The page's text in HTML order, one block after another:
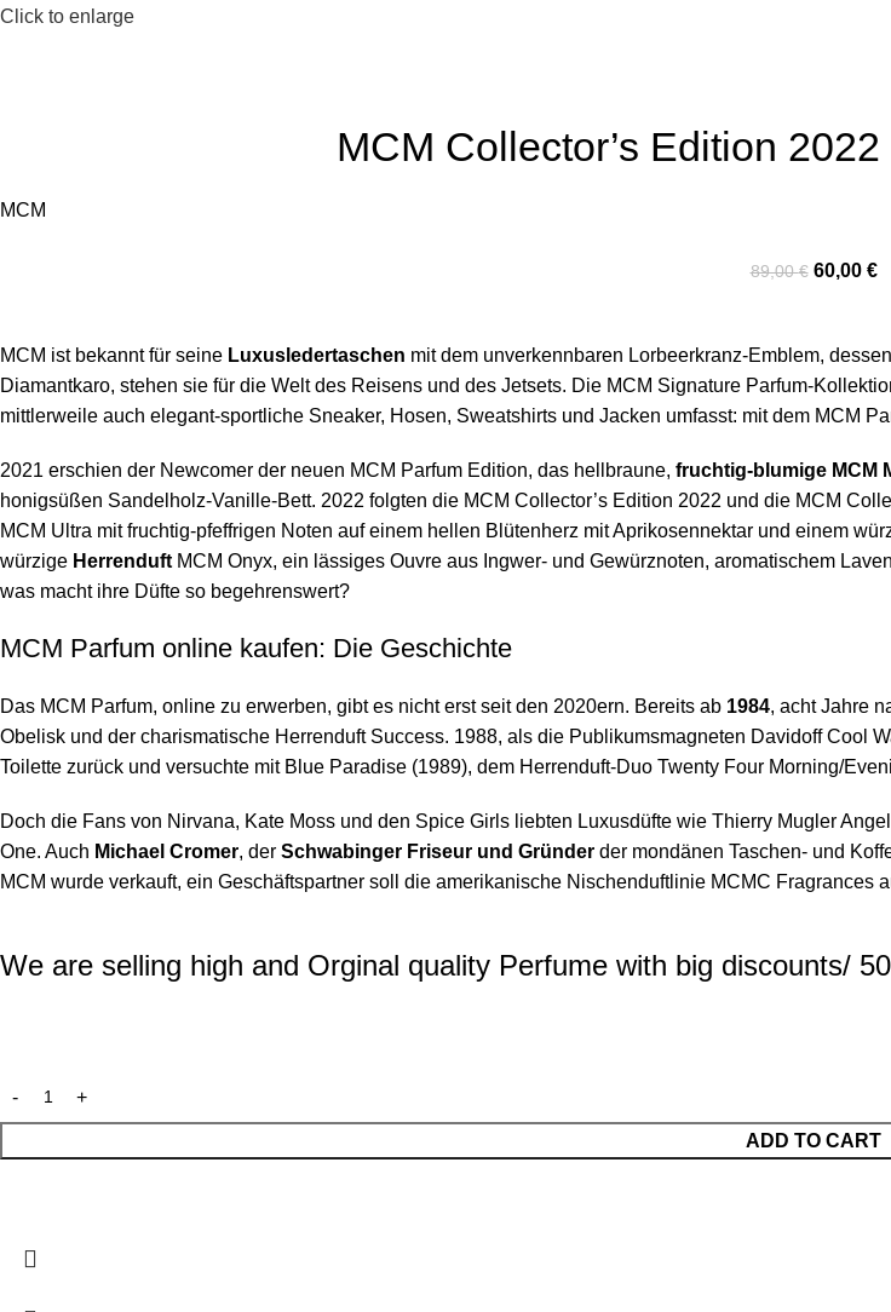
Click to enlarge
MCM Collector’s Edition
MCM
89,00€ 60,00 €
MCM ist bekannt für seine Luxusledertaschen mit dem unverkennbaren Lorbeerkranz-Emblem,
Diamantkaro, stehen sie für die Welt des Reisens und des Jetsets. Die MCM Signature Parfum-
mittlerweile auch elegant-sportliche Sneaker, Hosen, Sweatshirts und Jacken umfasst: mit dem MCM
2021 erschien der Newcomer der neuen MCM Parfum Edition, das hellbraune, fruchtig-blumige MCM
honigsüßen Sandelholz-Vanille-Bett. 2022 folgten die MCM Collector’s Edition 2022 und die MCM
MCM Ultra mit fruchtig-pfeffrigen Noten auf einem hellen Blütenherz mit Aprikosennektar und einem
würzige Herrenduft MCM Onyx, ein lässiges Ouvre aus Ingwer- und Gewürznoten, aromatischem
was macht ihre Düfte so begehrenswert?
MCM Parfum online kaufen: Die Geschichte
Das MCM Parfum, online zu erwerben, gibt es nicht erst seit den 2020ern. Bereits ab 1984, acht Jahre
Obelisk und der charismatische Herrenduft Success. 1988, als die Publikumsmagneten Davidoff Cool
Toilette zurück und versuchte mit Blue Paradise (1989), dem Herrenduft-Duo Twenty Four Morning/
Doch die Fans von Nirvana, Kate Moss und den Spice Girls liebten Luxusdüfte wie Thierry Mugler
One. Auch Michael Cromer, der Schwabinger Friseur und Gründer der mondänen Taschen- und
MCM wurde verkauft, ein Geschäftspartner soll die amerikanische Nischenduftlinie MCMC Fragrances
We are selling high and Orginal quality Perfume with big discounts/
ADD TO CART